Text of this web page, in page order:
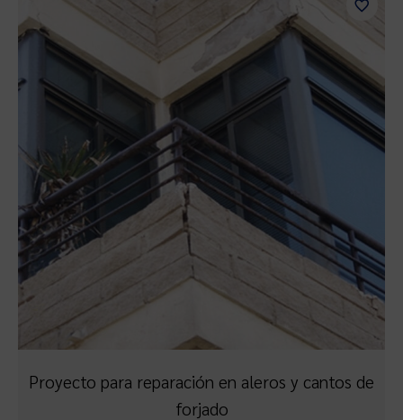
Proyecto para reparación en aleros y cantos de
forjado